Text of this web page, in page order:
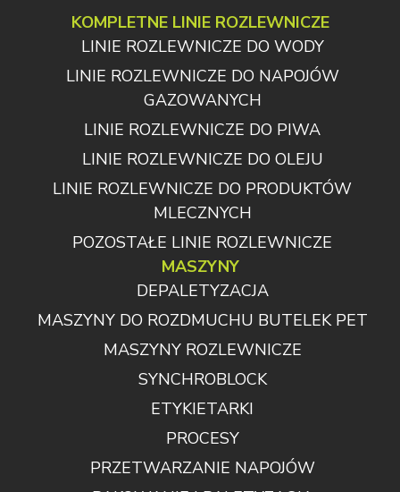
KOMPLETNE LINIE ROZLEWNICZE
LINIE ROZLEWNICZE DO WODY
LINIE ROZLEWNICZE DO NAPOJÓW
GAZOWANYCH
LINIE ROZLEWNICZE DO PIWA
LINIE ROZLEWNICZE DO OLEJU
LINIE ROZLEWNICZE DO PRODUKTÓW
MLECZNYCH
POZOSTAŁE LINIE ROZLEWNICZE
MASZYNY
DEPALETYZACJA
MASZYNY DO ROZDMUCHU BUTELEK PET
MASZYNY ROZLEWNICZE
SYNCHROBLOCK
ETYKIETARKI
PROCESY
PRZETWARZANIE NAPOJÓW